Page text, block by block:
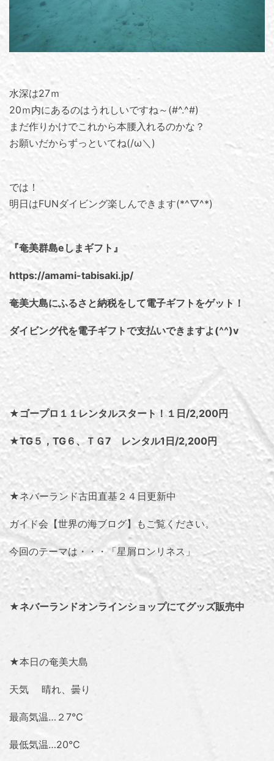
水深は27ｍ
20ｍ内にあるのはうれしいですね～(#^.^#)
まだ作りかけでこれから本腰入れるのかな？
お願いだからずっといてね(/ω＼)
では！
明日はFUNダイビング楽しんできます(*^▽^*)
『奄美群島eしまギフト』
https://amami-tabisaki.jp/
奄美大島にふるさと納税をして電子ギフトをゲット！
ダイビング代を電子ギフトで支払いできますよ(^^)v
★ゴープロ１１レンタルスタート！１日/2,200円
★TG５，TG６、ＴＧ7 レンタル1日/2,200円
★ネバーランド古田直基２４日更新中
ガイド会【世界の海ブログ】もご覧ください。
今回のテーマは・・・「星屑ロンリネス 」
★ネバーランドオンラインショップにてグッズ販売中
★本日の奄美大島
天気 晴れ、曇り
最高気温…２7℃
最低気温…20℃